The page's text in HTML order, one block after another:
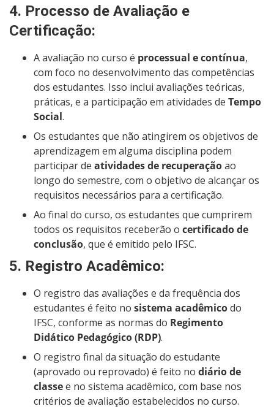
4. Processo de Avaliação e
Certificação:
A avaliação no curso é processual e contínua,
com foco no desenvolvimento das competências
dos estudantes. Isso inclui avaliações teóricas,
práticas, e a participação em atividades de Tempo
Social.
Os estudantes que não atingirem os objetivos de
aprendizagem em alguma disciplina podem
participar de atividades de recuperaçãoao
longo do semestre, com o objetivo de alcançar os
requisitos necessários para a certificação.
Ao final do curso, os estudantes que cumprirem
todos os requisitos receberão o certificado de
conclusão, que é emitido pelo IFSC.
5. Registro Acadêmico:
O registro das avaliações e da frequência dos
estudantes é feito no sistema acadêmicodo
IFSC, conforme as normas do Regimento
Didático Pedagógico (RDP).
O registro final da situação do estudante
(aprovado ou reprovado) é feito no diário de
classee no sistema acadêmico, com base nos
critérios de avaliação estabelecidos no curso.